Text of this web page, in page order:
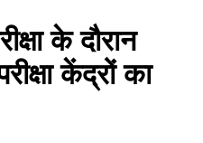
के दौरान
केंद्रों का